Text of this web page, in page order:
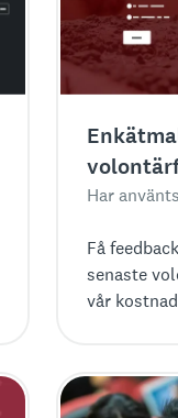
Har
Få
senaste
vår